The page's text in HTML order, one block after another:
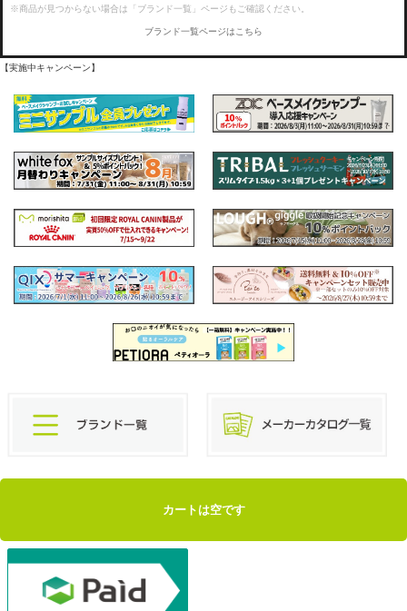
※商品が見つからない場合は「ブランド一覧」ページもご確認ください。
ブランド一覧ページはこちら
【実施中キャンペーン】
カートは空です